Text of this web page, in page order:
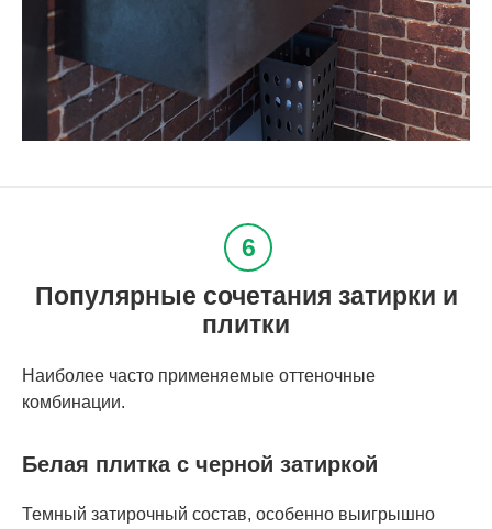
Популярные сочетания затирки и
плитки
Наиболее часто применяемые оттеночные
комбинации.
Белая плитка с черной затиркой
Темный затирочный состав, особенно выигрышно